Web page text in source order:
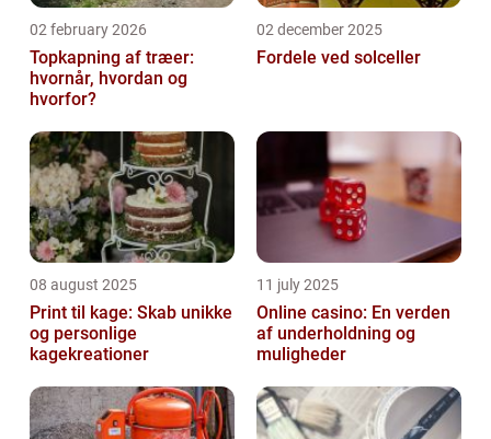
02 february 2026
Topkapning af træer:
hvornår, hvordan og
hvorfor?
02 december 2025
Fordele ved solceller
08 august 2025
Print til kage: Skab unikke
og personlige
kagekreationer
11 july 2025
Online casino: En verden
af underholdning og
muligheder